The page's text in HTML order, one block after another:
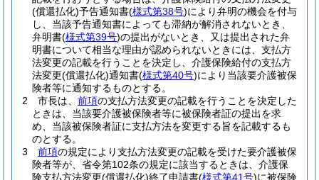
(償還払化)予告通知書(様式第38号)により弁明の機会を付与
し、当該予告通知書によっても滞納が解消されないとき、
弁明書(様式第39号)の提出がないとき、又は提出された弁
明書について相当な理由が認められないときには、支払方
法変更の記載を行うことを決定し、介護保険給付の支払方
法変更(償還払化)通知書(様式第40号)により当該要介護被保
険者等に通知するものとする。
2
市長は、 前項の支払方法変更の記載を行うことを決定した
ときは、当該要介護被保険者等に被保険者証の提出を求
め、当該被保険者証に支払方法を変更する旨を記載するも
のとする。
3
前項の規定により支払方法変更の記載を受けた要介護被保
険者等が、省令第102条の規定に該当するときは、介護保
険支払方法変更(償還払化)終了申請書(様式第41号)に被保険